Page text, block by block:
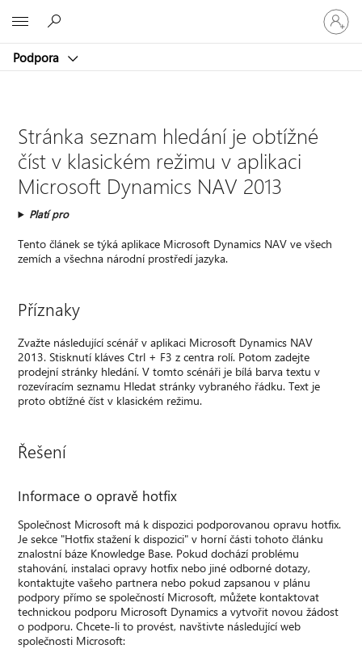
Podpora
Přihlaste
se
ke
účtu
Stránka seznam hledání je obtížné
číst v klasickém režimu v aplikaci
Microsoft Dynamics NAV 2013
Platí pro
Tento článek se týká aplikace Microsoft Dynamics NAV ve všech
zemích a všechna národní prostředí jazyka.
Příznaky
Zvažte následující scénář v aplikaci Microsoft Dynamics NAV
2013. Stisknutí kláves Ctrl + F3 z centra rolí. Potom zadejte
prodejní stránky hledání. V tomto scénáři je bílá barva textu v
rozevíracím seznamu Hledat stránky vybraného řádku. Text je
proto obtížné číst v klasickém režimu.
Řešení
Informace o opravě hotfix
Společnost Microsoft má k dispozici podporovanou opravu hotfix.
Je sekce "Hotfix stažení k dispozici" v horní části tohoto článku
znalostní báze Knowledge Base. Pokud dochází problému
stahování, instalaci opravy hotfix nebo jiné odborné dotazy,
kontaktujte vašeho partnera nebo pokud zapsanou v plánu
podpory přímo se společností Microsoft, můžete kontaktovat
technickou podporu Microsoft Dynamics a vytvořit novou žádost
o podporu. Chcete-li to provést, navštivte následující web
společnosti Microsoft: